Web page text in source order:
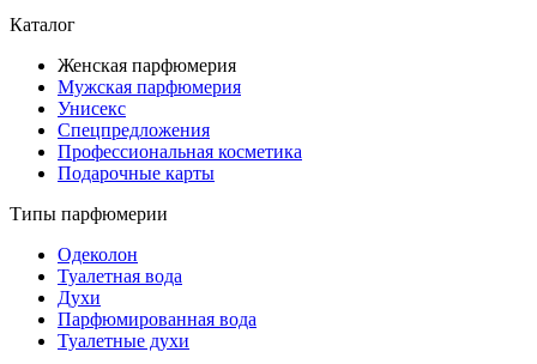
Каталог
Женская парфюмерия
Мужская парфюмерия
Унисекс
Спецпредложения
Профессиональная косметика
Подарочные карты
Типы парфюмерии
Одеколон
Туалетная вода
Духи
Парфюмированная вода
Туалетные духи